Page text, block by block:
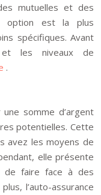
mutuelles et des
option est la plus
spécifiques. Avant
les niveaux de
.
une somme d’argent
potentielles. Cette
avez les moyens de
elle présente
faire face à des
l’auto-assurance